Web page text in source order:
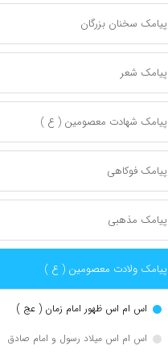
پیامک سخنان بزرگان
پیامک شعر
پیامک شهادت معصومين ( ع )
پیامک فوکاهی
پیامک مذهبی
پیامک ولادت معصومین ( ع )
اس ام اس ظهور امام زمان ( عج )
اس ام اس میلاد رسول و امام صادق